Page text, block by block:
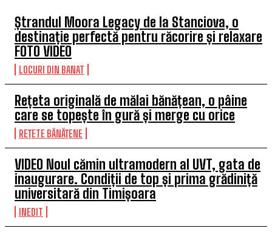
Ștrandul Moora Legacy de la Stanciova, o
destinație perfectă pentru răcorire și relaxare
FOTO VIDEO
LOCURI DIN BANAT
Rețeta originală de mălai bănățean, o pâine
care se topește în gură și merge cu orice
REȚETE BĂNĂȚENE
VIDEO Noul cămin ultramodern al UVT, gata de
inaugurare. Condiții de top și prima grădiniță
universitară din Timișoara
INEDIT